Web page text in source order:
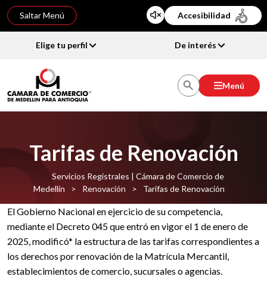
Saltar Menú Accesibilidad
Elige tu perfil De interés
Menú
Tarifas de Renovación
Servicios Registrales | Cámara de Comercio de
Medellín
> Renovación > Tarifas de Renovación
El Gobierno Nacional en ejercicio de su competencia,
mediante el Decreto 045 que entró en vigor el 1 de enero de
2025, modificó* la estructura de las tarifas correspondientes a
los derechos por renovación de la Matrícula Mercantil,
establecimientos de comercio, sucursales o agencias.